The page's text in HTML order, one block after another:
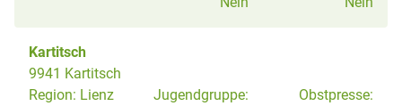
Kartitsch
9941 Kartitsch
Region: Lienz
Jugendgruppe:
Obstpresse: